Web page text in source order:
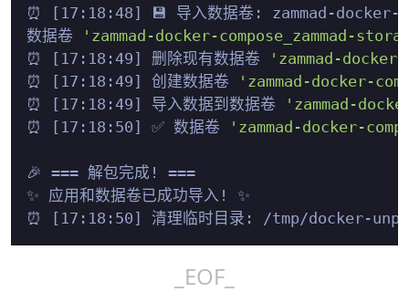
⏰ [17:18:48] 💾 导入数据卷: zammad-docker-
数据卷
'zammad-docker-compose_zammad-
⏰ [17:18:49] 删除现有数据卷
'zammad-
⏰ [17:18:49] 创建数据卷
'zammad-docker-
⏰ [17:18:49] 导入数据到数据卷
'zammad-
⏰ [17:18:50] ✅ 数据卷
'zammad-docker-
🎉 === 解包完成! ===
✨ 应用和数据卷已成功导入! ✨
_EOF_